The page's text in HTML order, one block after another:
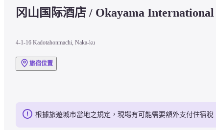
冈山国际酒店 / Okayama
4-1-16 Kadotahonmachi, Naka-ku
旅宿位置
根據旅遊城市當地之規定，現場有可能需要額外支付住宿稅